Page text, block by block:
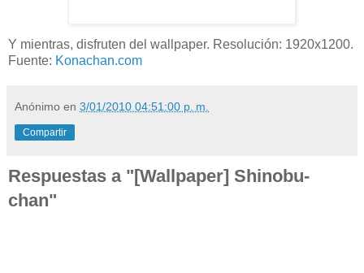
Y mientras, disfruten del wallpaper. Resolución: 1920x1200.
Fuente: Konachan.com
Anónimo en 3/01/2010 04:51:00 p. m.
Compartir
Respuestas a "[Wallpaper] Shinobu-
chan"